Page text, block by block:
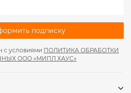
подписку
с условиями ПОЛИТИКА ОБРАБОТКИ
ООО «МИПЛ ХАУС»